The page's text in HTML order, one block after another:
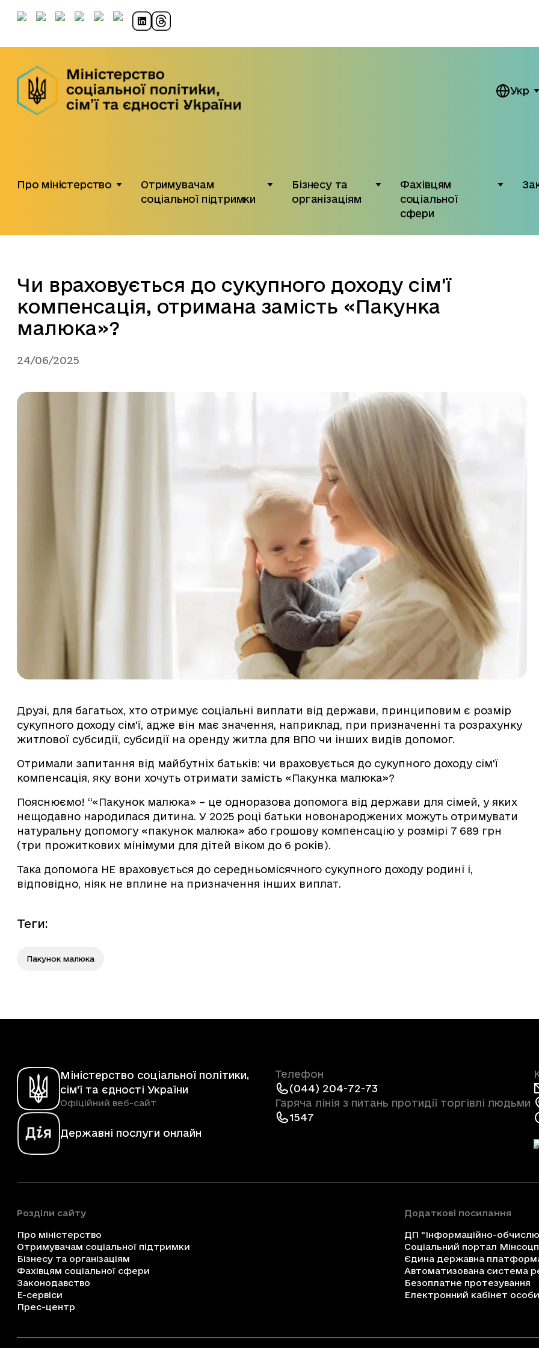
Укр
Про міністерство
Отримувачам
соціальної підтримки
Бізнесу та
організаціям
Фахівцям
соціальної
сфери
Чи враховується до сукупного доходу сім'ї
компенсація, отримана замість «Пакунка
малюка»?
24/06/2025
Друзі, для багатьох, хто отримує соціальні виплати від держави, принциповим є розмір
сукупного доходу сім'ї, адже він має значення, наприклад, при призначенні та розрахунку
житлової субсидії, субсидії на оренду житла для ВПО чи інших видів допомог.
Отримали запитання від майбутніх батьків: чи враховується до сукупного доходу сім'ї
компенсація, яку вони хочуть отримати замість «Пакунка малюка»?
Пояснюємо! “«Пакунок малюка» – це одноразова допомога від держави для сімей, у яких
нещодавно народилася дитина. У 2025 році батьки новонароджених можуть отримувати
натуральну допомогу «пакунок малюка» або грошову компенсацію у розмірі 7 689 грн
(три прожиткових мінімуми для дітей віком до 6 років).
Така допомога НЕ враховується до середньомісячного сукупного доходу родині і,
відповідно, ніяк не вплине на призначення інших виплат.
Теги:
Пакунок малюка
Міністерство соціальної політики,
сім'ї та єдності України
Офіційний веб-сайт
Державні послуги онлайн
Телефон
(044) 204-72-73
Гаряча лінія з питань протидії торгівлі людьми
1547
Розділи сайту
Про міністерство
Отримувачам соціальної підтримки
Бізнесу та організаціям
Фахівцям соціальної сфери
Законодавство
Е-сервіси
Прес-центр
Додаткові посилання
ДП "Інформаційно-
Соціальний портал
Єдина державна
Автоматизована система
Безоплатне протезування
Електронний кабінет особи